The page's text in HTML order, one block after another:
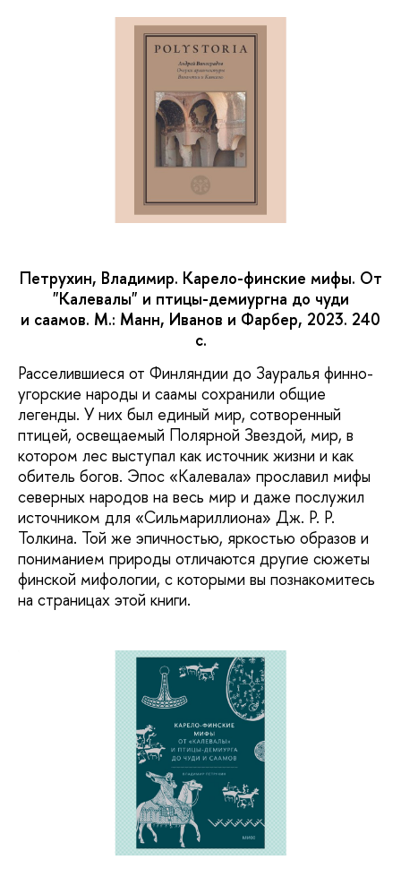
Петрухин, Владимир. Карело-финские мифы. От
"Калевалы" и птицы-демиургна до чуди
и саамов. М.: Манн, Иванов и Фарбер, 2023. 240
с.
Расселившиеся от Финляндии до Зауралья финно-
угорские народы и саамы сохранили общие
легенды. У них был единый мир, сотворенный
птицей, освещаемый Полярной Звездой, мир, в
котором лес выступал как источник жизни и как
обитель богов. Эпос «Калевала» прославил мифы
северных народов на весь мир и даже послужил
источником для «Сильмариллиона» Дж. Р. Р.
Толкина. Той же эпичностью, яркостью образов и
пониманием природы отличаются другие сюжеты
финской мифологии, с которыми вы познакомитесь
на страницах этой книги.